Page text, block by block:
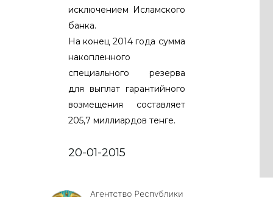
исключением Исламского
банка.
На конец 2014 года сумма
накопленного
специального резерва
для выплат гарантийного
возмещения составляет
205,7 миллиардов тенге.
20-01-2015